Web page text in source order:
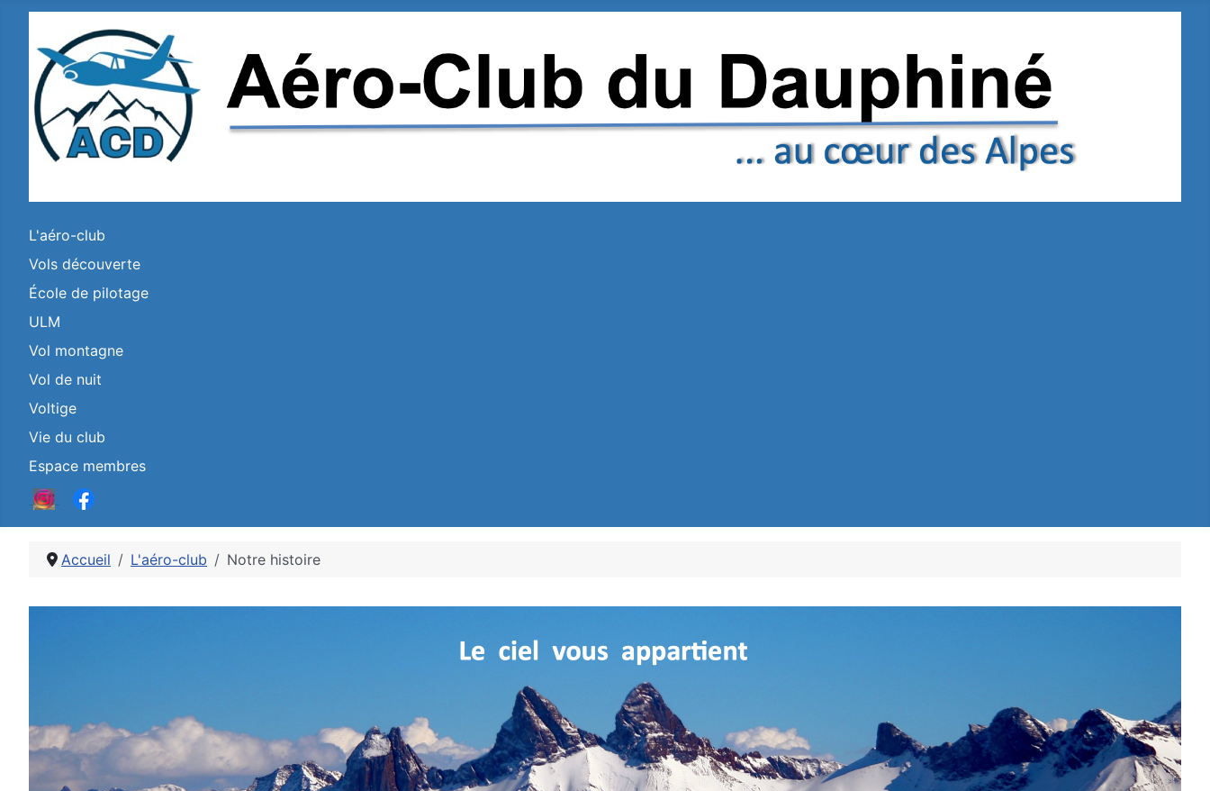
L'aéro-club
Vols découverte
École de pilotage
ULM
Vol montagne
Vol de nuit
Voltige
Vie du club
Espace membres
Accueil L'aéro-club Notre histoire